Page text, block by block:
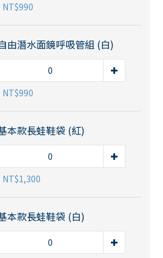
NT$990
由潛水面鏡呼吸管組 (白)
NT$990
本款長蛙鞋袋 (紅)
NT$1,300
本款長蛙鞋袋 (白)